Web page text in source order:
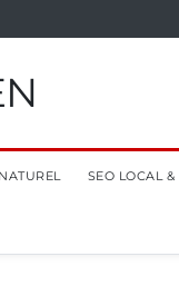
SEO LOCAL